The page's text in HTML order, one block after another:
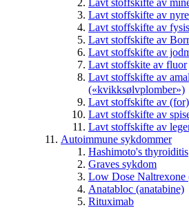
Lavt stoffskifte av
Lavt stoffskifte av
Lavt stoffskifte av
Lavt stoffskifte av
Lavt stoffskifte av
Lavt stoffskite av fluor
Lavt stoffskifte av
(«kvikksølvplomber»)
Lavt stoffskifte av
Lavt stoffskifte av
Lavt stoffskifte av
Autoimmune sykdommer
Hashimoto's thyroiditis
Graves sykdom
Low Dose
Anatabloc (anatabine)
Rituximab